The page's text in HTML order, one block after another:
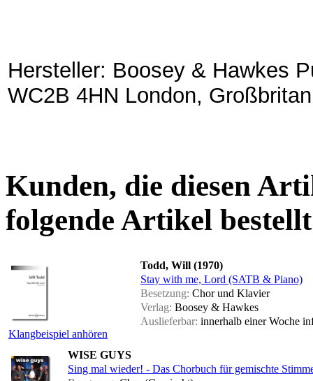
Hersteller: Boosey & Hawkes
WC2B 4HN London,
Kunden, die diesen
folgende Artikel
Klangbeispiel anhören
Todd, Will (1970)
Stay with me, Lord (SATB & Piano)
Besetzung: Chor und Klavier
Verlag: Boosey & Hawkes
Auslieferbar: innerhalb einer Woche
WISE GUYS
Sing mal wieder! - Das Chorbuch für gemischte